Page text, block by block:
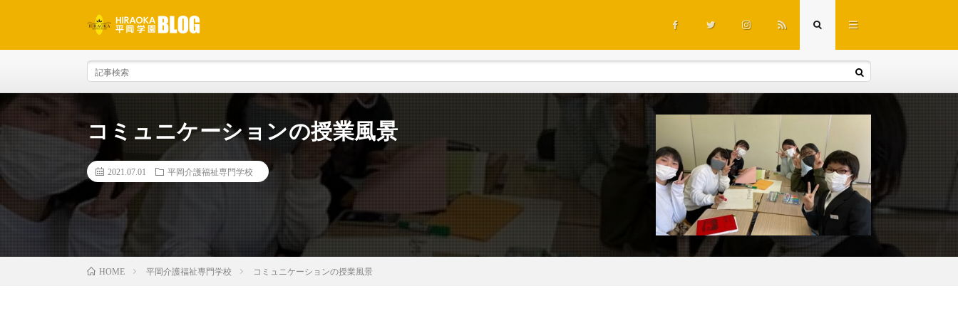
コミュニケーションの授業風景
2021.07.01 平岡介護福祉専門学校
HOME 平岡介護福祉専門学校 コミュニケーションの授業風景